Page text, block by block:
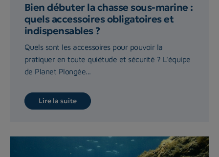
Bien débuter la chasse sous-marine :
quels accessoires obligatoires et
indispensables ?
Quels sont les accessoires pour pouvoir la
pratiquer en toute quiétude et sécurité ? L'équipe
de Planet Plongée...
Lire la suite